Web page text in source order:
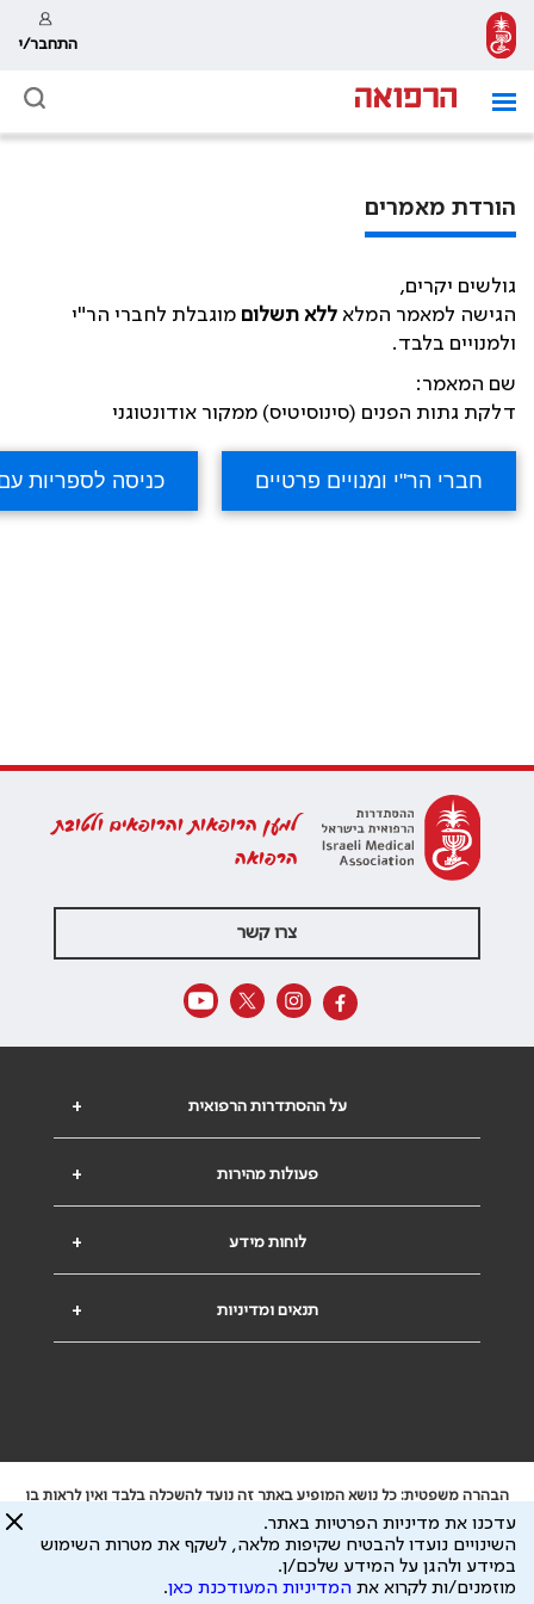
התחבר/י
הורדת מאמרים
גולשים יקרים,
הגישה למאמר המלא ללא תשלום מוגבלת לחברי הר"י
ולמנויים בלבד.
שם המאמר:
דלקת גתות הפנים (סינוסיטיס) ממקור אודונטוגני
למען הרופאות והרופאים ולטובת
הרפואה
צרו קשר
+ על ההסתדרות הרפואית
+ פעולות מהירות
+ לוחות מידע
+ תנאים ומדיניות
הבהרה משפטית: כל נושא המופיע באתר זה נועד להשכלה בלבד ואין לראות בו
ייעוץ רפואי או משפטי. אין הר"י אחראית לתוכן המתפרסם באתר זה ולכל נזק
שעלול להיגרם.
ידוע לי שהר"י אוספת ושומרת מידע אישי לצורך מתן השרות וכי חלק ממנו עשוי
להיות מועבר לצדדים שלישיים, הכל בכפוף למדיניות הפרטיות
עדכנו את מדיניות הפרטיות באתר.
השינויים נועדו להבטיח שקיפות מלאה, לשקף את מטרות השימוש
במידע ולהגן על המידע שלכם/ן.
מוזמנים/ות לקרוא את המדיניות המעודכנת כאן.